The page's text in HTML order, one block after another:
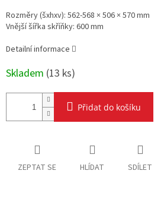
Rozměry (šxhxv): 562-568 × 506 × 570 mm
Vnější šířka skříňky: 600 mm
Detailní informace
Skladem (13 ks)
Přidat do košíku
ZEPTAT SE HLÍDAT SDÍLET